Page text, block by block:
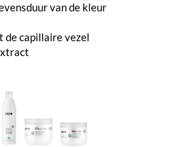
van de kleur
de capillaire vezel